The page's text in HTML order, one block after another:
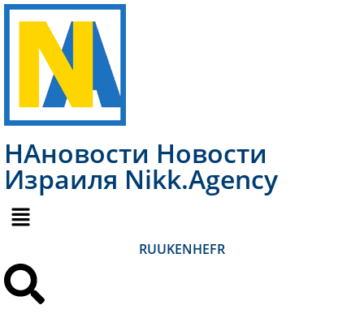
НАновости Новости
Израиля Nikk.Agency
RUUKENHEFR